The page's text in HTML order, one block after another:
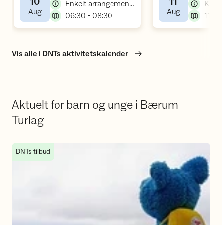
Aug,
Enkelt arrangement, buldring og klatring
,
06:30 - 08:30
Oslo, 18-30 år)
Aug,
Vis alle i DNTs aktivitetskalender
Aktuelt for barn og unge i Bærum
Turlag
Turer og arrangement for barn 2026 | DNT Bærum Turlag
DNTs tilbud